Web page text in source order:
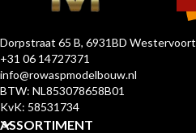
Dorpstraat 65 B, 6931BD Westervoort
+31 06 14727371
info@rowaspmodelbouw.nl
BTW: NL853078658B01
KvK: 58531734
ASSORTIMENT